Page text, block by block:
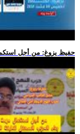
.. حفيظ يزوغ: من أجل